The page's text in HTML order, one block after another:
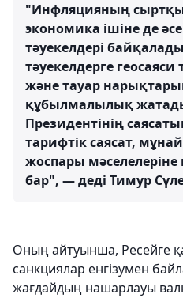
"Инфляцияның сыртқы
экономика ішіне де
тәуекелдері
тәуекелдерге
және тауар
құбылмалылық
Президентінің
тарифтік саясат,
жоспары мәселелеріне
бар", — деді Тимур
Оның айтуынша, Ресейге
санкциялар енгізумен
жағдайдың нашарлауы